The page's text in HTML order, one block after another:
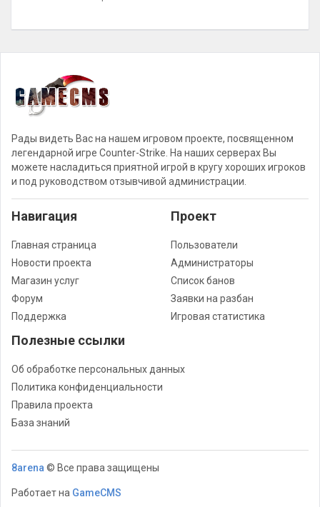
Рады видеть Вас на нашем игровом проекте, посвященном
легендарной игре Counter-Strike. На наших серверах Вы
можете насладиться приятной игрой в кругу хороших игроков
и под руководством отзывчивой администрации.
Навигация
Главная страница
Новости проекта
Магазин услуг
Форум
Поддержка
Проект
Пользователи
Администраторы
Список банов
Заявки на разбан
Игровая статистика
Полезные ссылки
Об обработке персональных данных
Политика конфиденциальности
Правила проекта
База знаний
8arena © Все права защищены
Работает на GameCMS